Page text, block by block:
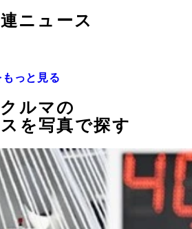
ニュース
っと見る
クルマの
を写真で探す